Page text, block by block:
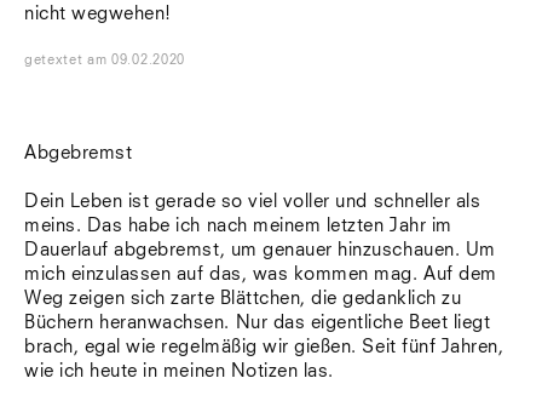
nicht wegwehen!
getextet am09.02.2020
Abgebremst
Dein Leben ist gerade so viel voller und schneller als
meins. Das habe ich nach meinem letzten Jahr im
Dauerlauf abgebremst, um genauer hinzuschauen. Um
mich einzulassen auf das, was kommen mag. Auf dem
Weg zeigen sich zarte Blättchen, die gedanklich zu
Büchern heranwachsen. Nur das eigentliche Beet liegt
brach, egal wie regelmäßig wir gießen. Seit fünf Jahren,
wie ich heute in meinen Notizen las.